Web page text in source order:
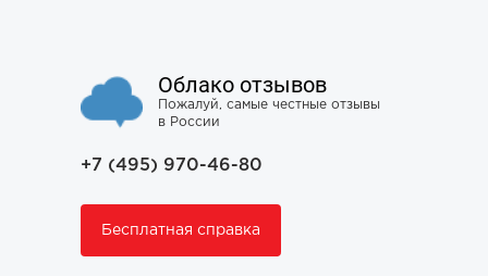
Облако отзывов
Пожалуй, самые честные отзывы
в России
+7 (495) 970-46-80
Бесплатная справка